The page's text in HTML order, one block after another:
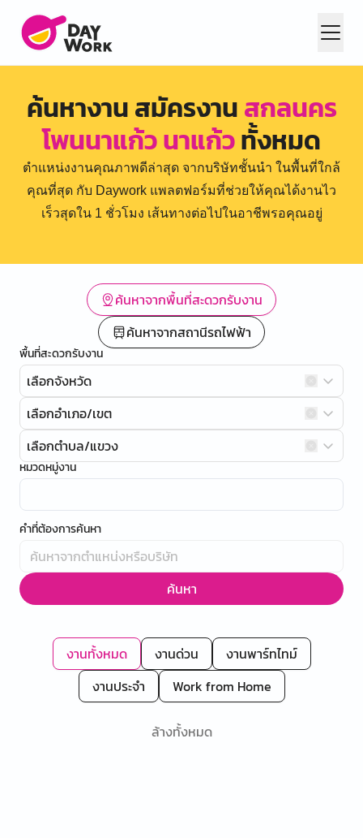
ค้นหางาน สมัครงานสกลนคร
โพนนาแก้ว นาแก้วทั้งหมด
ตำแหน่งงานคุณภาพดีล่าสุด จากบริษัทชั้นนำ ในพื้นที่ใกล้
คุณที่สุด กับ Daywork แพลตฟอร์มที่ช่วยให้คุณได้งานไว
เร็วสุดใน 1 ชั่วโมง เส้นทางต่อไปในอาชีพรอคุณอยู่
ค้นหาจากพื้นที่สะดวกรับงาน
ค้นหาจากสถานีรถไฟฟ้า
พื้นที่สะดวกรับงาน
เลือกจังหวัด
เลือกอำเภอ/เขต
เลือกตำบล/แขวง
หมวดหมู่งาน
คำที่ต้องการค้นหา
ค้นหา
งานทั้งหมด งานด่วน
งานพาร์ทไทม์
งานประจำ
Work from Home
ล้างทั้งหมด